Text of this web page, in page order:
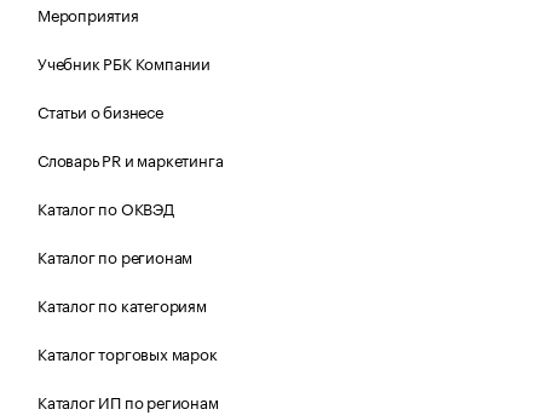
Мероприятия
Учебник РБК Компании
Статьи о бизнесе
Словарь PR и маркетинга
Каталог по ОКВЭД
Каталог по регионам
Каталог по категориям
Каталог торговых марок
Каталог ИП по регионам